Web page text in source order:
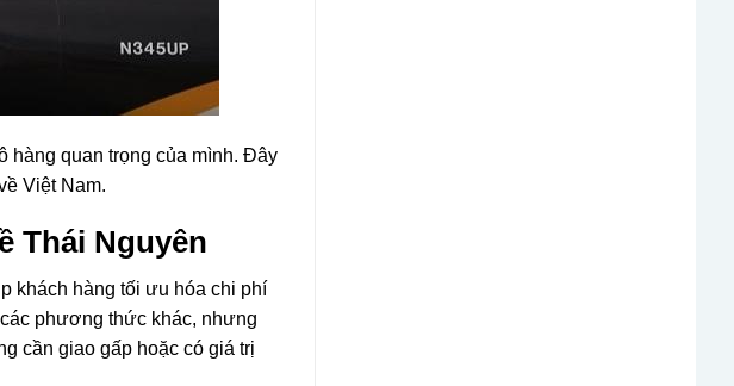
hàng quan trọng của mình. Đây
Việt Nam.
Thái Nguyên
khách hàng tối ưu hóa chi phí
phương thức khác, nhưng
cần giao gấp hoặc có giá trị